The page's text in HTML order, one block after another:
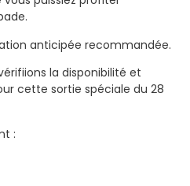
anticipée recommandée.
la disponibilité et
cette sortie spéciale du 28
: